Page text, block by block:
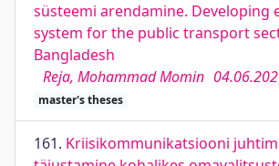
süsteemi arendamine. Developing
system for the public transport
Bangladesh
Reja, Mohammad Momin
master's theses
161. Kriisikommunikatsiooni